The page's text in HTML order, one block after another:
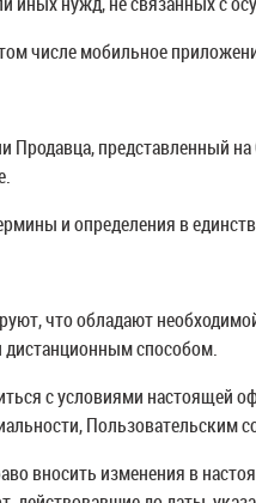
числе мобильное
Продавца, представленный
и определения в
что обладают
дистанционным способом.
с условиями настоящей
Пользовательским
вносить изменения в
пепперони,
томатный соус
при заказе от 3 000<